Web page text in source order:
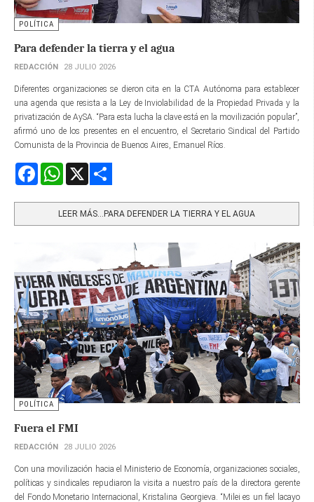
POLÍTICA
Para defender la tierra y el agua
REDACCIÓN 28 JULIO 2026
Diferentes organizaciones se dieron cita en la CTA Autónoma para establecer
una agenda que resista a la Ley de Inviolabilidad de la Propiedad Privada y la
privatización de AySA. “Para esta lucha la clave está en la movilización popular”,
afirmó uno de los presentes en el encuentro, el Secretario Sindical del Partido
Comunista de la Provincia de Buenos Aires, Emanuel Ríos.
FacebookWhatsApp
LEER MÁS…PARA DEFENDER LA TIERRA Y EL AGUA
POLÍTICA
Fuera el FMI
REDACCIÓN 28 JULIO 2026
Con una movilización hacia el Ministerio de Economía, organizaciones sociales,
políticas y sindicales repudiaron la visita a nuestro país de la directora gerente​
del Fondo Monetario Internacional, Kristalina Georgieva. “Milei es un fiel lacayo